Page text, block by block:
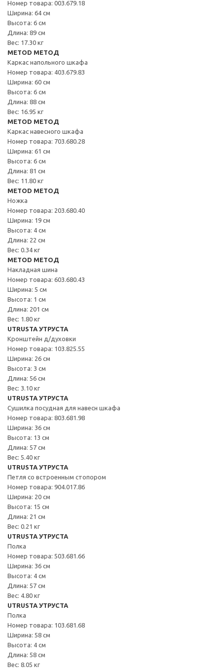
Номер товара: 003.679.18
Ширина: 64 см
Высота: 6 см
Длина: 89 см
Вес: 17.30 кг
METOD МЕТОД
Каркас напольного шкафа
Номер товара: 403.679.83
Ширина: 60 см
Высота: 6 см
Длина: 88 см
Вес: 16.95 кг
METOD МЕТОД
Каркас навесного шкафа
Номер товара: 703.680.28
Ширина: 61 см
Высота: 6 см
Длина: 81 см
Вес: 11.80 кг
METOD МЕТОД
Ножка
Номер товара: 203.680.40
Ширина: 19 см
Высота: 4 см
Длина: 22 см
Вес: 0.34 кг
METOD МЕТОД
Накладная шина
Номер товара: 603.680.43
Ширина: 5 см
Высота: 1 см
Длина: 201 см
Вес: 1.80 кг
UTRUSTA УТРУСТА
Кронштейн д/духовки
Номер товара: 103.825.55
Ширина: 26 см
Высота: 3 см
Длина: 56 см
Вес: 3.10 кг
UTRUSTA УТРУСТА
Сушилка посудная для навесн шкафа
Номер товара: 803.681.98
Ширина: 36 см
Высота: 13 см
Длина: 57 см
Вес: 5.40 кг
UTRUSTA УТРУСТА
Петля со встроенным стопором
Номер товара: 904.017.86
Ширина: 20 см
Высота: 15 см
Длина: 21 см
Вес: 0.21 кг
UTRUSTA УТРУСТА
Полка
Номер товара: 503.681.66
Ширина: 36 см
Высота: 4 см
Длина: 57 см
Вес: 4.80 кг
UTRUSTA УТРУСТА
Полка
Номер товара: 103.681.68
Ширина: 58 см
Высота: 4 см
Длина: 58 см
Вес: 8.05 кг